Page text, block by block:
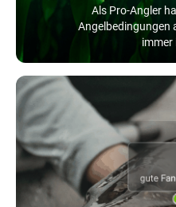
Als Pro-Angler
Angelbedingungen
immer